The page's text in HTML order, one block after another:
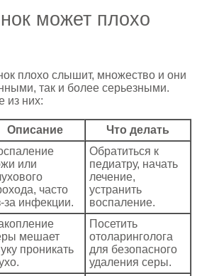
может плохо
плохо слышит, множество и они
так и более серьезными.
из них:
Описание Что делать
или
часто
за инфекции.
Обратиться к
педиатру, начать
лечение,
устранить
воспаление.
мешает
проникать
Посетить
отоларинголога
для безопасного
удаления серы.